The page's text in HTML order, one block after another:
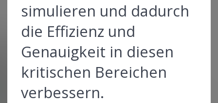
simulieren und dadurch
die Effizienz und
Genauigkeit in diesen
kritischen Bereichen
verbessern.